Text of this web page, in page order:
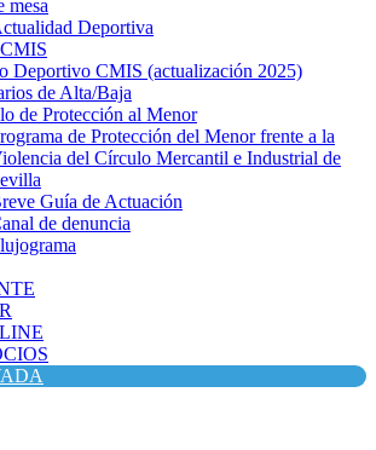
mesa
Deportiva
Deportivo CMIS (actualización 2025)
de Alta/Baja
de Protección al Menor
de Protección del Menor frente a la
del Círculo Mercantil e Industrial de
Guía de Actuación
de denuncia